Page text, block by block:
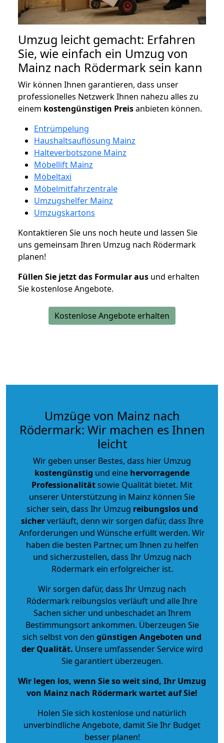
Umzug leicht gemacht: Erfahren
Sie, wie einfach ein Umzug von
Mainz nach Rödermark sein kann
Wir können Ihnen garantieren, dass unser
professionelles Netzwerk Ihnen nahezu alles zu
einem kostengünstigen Preisanbieten können.
Entrümpelung
Haushaltsauflösung Mainz
Halteverbotszone Mainz
Möbellift Mainz
Möbeltaxi
Möbelmitfahrzentrale
Umzugshelfer Mainz
Umzugskartons
Kontaktieren Sie uns noch heute und lassen Sie
uns gemeinsam Ihren Umzug nach Rödermark
planen!
Füllen Sie jetzt das Formular aus und erhalten
Sie kostenlose Angebote.
Kostenlose Angebote erhalten
Umzüge von Mainz nach
Rödermark: Wir machen es Ihnen
leicht
Wir geben unser Bestes, dass hier Umzug
kostengünstig und eine hervorragende
Professionalitätsowie Qualität bietet. Mit
unserer Unterstützung in Mainz können Sie
sicher sein, dass Ihr Umzug reibungslos und
sicherverläuft, denn wir sorgen dafür, dass Ihre
Anforderungen und Wünsche erfüllt werden. Wir
haben die besten Partner, um Ihnen zu helfen
und sicherzustellen, dass Ihr Umzug nach
Rödermark ein erfolgreicher ist.
Wir sorgen dafür, dass Ihr Umzug nach
Rödermark reibungslos verläuft und alle Ihre
Sachen sicher und unbeschadet an Ihrem
Bestimmungsort ankommen. Überzeugen Sie
sich selbst von den günstigen Angeboten und
der Qualität. Unsere umfassender Service wird
Sie garantiert überzeugen.
Wir legen los, wenn Sie so weit sind, Ihr Umzug
von Mainz nach Rödermark wartet auf Sie!
Holen Sie sich kostenlose und natürlich
unverbindliche Angebote, damit Sie Ihr Budget
besser planen!